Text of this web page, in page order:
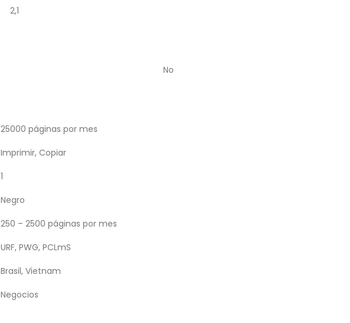
2,1
No
25000 páginas por mes
Imprimir, Copiar
1
Negro
250 – 2500 páginas por mes
URF, PWG, PCLmS
Brasil, Vietnam
Negocios